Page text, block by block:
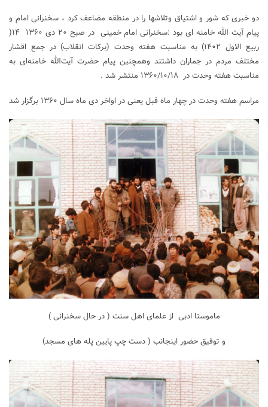
دو خبری که شور و اشتیاق وتلاشها را در منطقه مضاعف کرد ، سخنرانی امام و
پیام آیت الله خامنه ای بود :سخنرانی امام خمینی در صبح ۲۰ دی ۱۳۶۰ ۱۴(
ربیع الاول ۱۴۰۲‏) به مناسبت هفته وحدت (برکات انقلاب) در جمع اقشار
مختلف مردم در جماران‏ داشتند وهمچنین‏‏‏‏ پیام حضرت آیت‌الله خامنه‌ای به‌
مناسبت هفته وحدت در ۱۳۶۰/۱۰/۱۸ منتشر شد .
مراسم هفته وحدت در چهار ماه قبل یعنی در اواخر دی ماه سال ۱۳۶۰ برگزار شد
ماموستا ادبی از علمای اهل سنت ( در حال سخنرانی )
و توفیق حضور اینجانب ( دست چپ پایین پله های مسجد)